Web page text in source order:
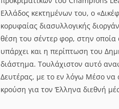
Ελλάδος κεκτημένων του, ο
κορυφαίας διασυλλογικής
θέση του σέντερ φορ, στην οποία
υπάρχει και η περίπτωση του
διάστημα. Τουλάχιστον αυτό
Δευτέρας, με το εν λόγω Μέσο
κρούση για τον Έλληνα διεθνή